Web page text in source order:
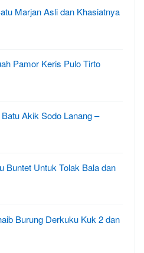
Marjan Asli dan Khasiatnya
Pamor Keris Pulo Tirto
Akik Sodo Lanang –
Buntet Untuk Tolak Bala dan
Burung Derkuku Kuk 2 dan